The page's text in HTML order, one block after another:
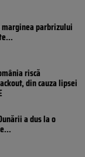
marginea parbrizului
riscă
din cauza lipsei
a dus la o